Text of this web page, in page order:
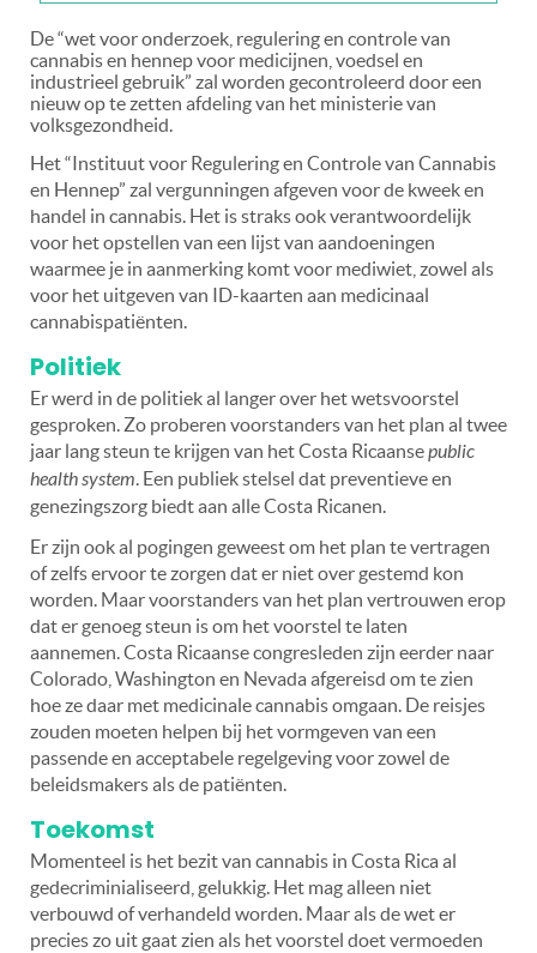
De “wet voor onderzoek, regulering en controle van
cannabis en hennep voor medicijnen, voedsel en
industrieel gebruik” zal worden gecontroleerd door een
nieuw op te zetten afdeling van het ministerie van
volksgezondheid.
Het “Instituut voor Regulering en Controle van Cannabis
en Hennep” zal vergunningen afgeven voor de kweek en
handel in cannabis. Het is straks ook verantwoordelijk
voor het opstellen van een lijst van aandoeningen
waarmee je in aanmerking komt voor mediwiet, zowel als
voor het uitgeven van ID-kaarten aan medicinaal
cannabispatiënten.
Politiek
Er werd in de politiek al langer over het wetsvoorstel
gesproken. Zo proberen voorstanders van het plan al twee
jaar lang steun te krijgen van het Costa Ricaansepublic
health system. Een publiek stelsel dat preventieve en
genezingszorg biedt aan alle Costa Ricanen.
Er zijn ook al pogingen geweest om het plan te vertragen
of zelfs ervoor te zorgen dat er niet over gestemd kon
worden. Maar voorstanders van het plan vertrouwen erop
dat er genoeg steun is om het voorstel te laten
aannemen. Costa Ricaanse congresleden zijn eerder naar
Colorado, Washington en Nevada afgereisd om te zien
hoe ze daar met medicinale cannabis omgaan. De reisjes
zouden moeten helpen bij het vormgeven van een
passende en acceptabele regelgeving voor zowel de
beleidsmakers als de patiënten.
Toekomst
Momenteel is het bezit van cannabis in Costa Rica al
gedecriminialiseerd, gelukkig. Het mag alleen niet
verbouwd of verhandeld worden. Maar als de wet er
precies zo uit gaat zien als het voorstel doet vermoeden